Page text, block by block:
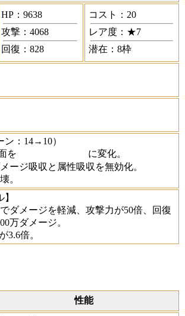
HP：9638
攻撃：4068
回復：828
コスト：20
レア度：★7
潜在：8枠
ン：14→10）
を
に変化。
ージ吸収と属性吸収を無効化。
。
ダメージを軽減、攻撃力が50倍、回復
万ダメージ。
3.6倍。
性能